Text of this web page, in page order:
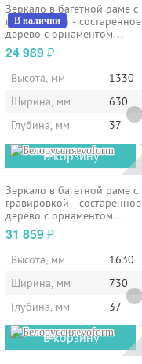
В наличии
Зеркало в багетной раме с
гравировкой - состаренное
дерево с орнаментом
63х133см...
24 989₽
Высота, мм
1330
Ширина, мм
630
Глубина, мм
37
В корзину
evoform
Зеркало в багетной раме с
гравировкой - состаренное
дерево с орнаментом
73х163см...
31 859₽
Высота, мм
1630
Ширина, мм
730
Глубина, мм
37
В корзину
evoform